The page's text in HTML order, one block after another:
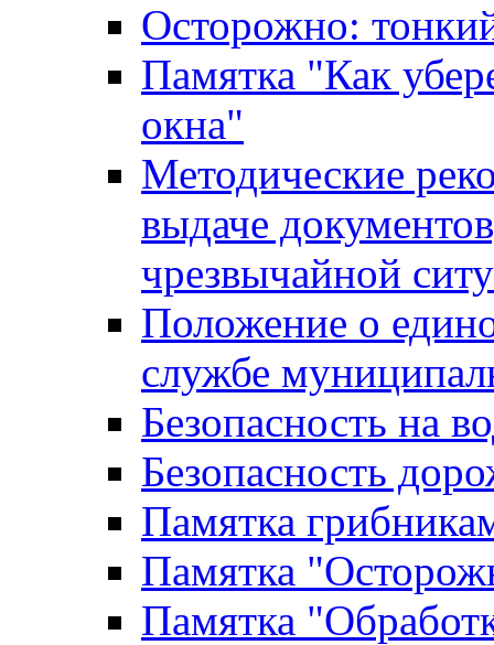
Осторожно:
Памятка "Как
окна"
Методические
выдаче
чрезвычайной
Положение о
службе
Безопасность на
Безопасность
Памятка
Памятка
Памятка